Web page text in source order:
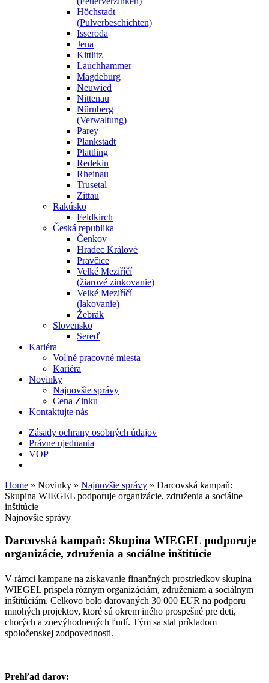
Höchstadt
(Pulverbeschichten)
Isseroda
Jena
Kittlitz
Lauchhammer
Magdeburg
Neuwied
Nittenau
Nürnberg
(Verwaltung)
Parey
Plankstadt
Plattling
Redekin
Rheinau
Trusetal
Zittau
Rakúsko
Feldkirch
Česká republika
Čenkov
Hradec Králové
Pravčice
Velké Meziříčí
(žiarové zinkovanie)
Velké Meziříčí
(lakovanie)
Žebrák
Slovensko
Sereď
Kariéra
Voľné pracovné miesta
Kariéra
Novinky
Najnovšie správy
Cena Zinku
Kontaktujte nás
Zásady ochrany osobných údajov
Právne ujednania
VOP
Home » Novinky » Najnovšie správy » Darcovská kampaň:
Skupina WIEGEL podporuje organizácie, združenia a sociálne
inštitúcie
Najnovšie správy
Darcovská kampaň: Skupina WIEGEL podporuje
organizácie, združenia a sociálne inštitúcie
V rámci kampane na získavanie finančných prostriedkov skupina
WIEGEL prispela rôznym organizáciám, združeniam a sociálnym
inštitúciám. Celkovo bolo darovaných 30 000 EUR na podporu
mnohých projektov, ktoré sú okrem iného prospešné pre deti,
chorých a znevýhodnených ľudí. Tým sa stal príkladom
spoločenskej zodpovednosti.
Prehľad darov: